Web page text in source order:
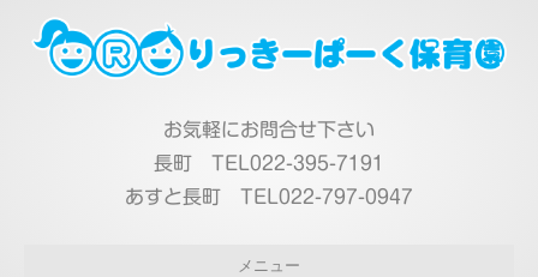
お気軽にお問合せ下さい
長町 TEL022-395-7191
あすと長町 TEL022-797-0947
メニュー